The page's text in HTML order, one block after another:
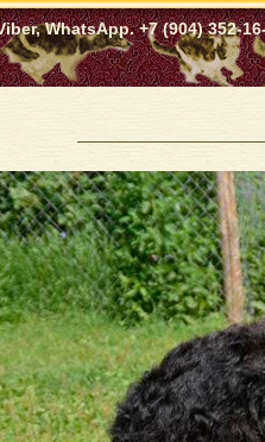
WhatsApp. +7 (904) 352-